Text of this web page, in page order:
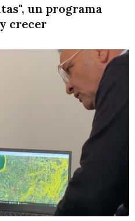
un programa
crecer